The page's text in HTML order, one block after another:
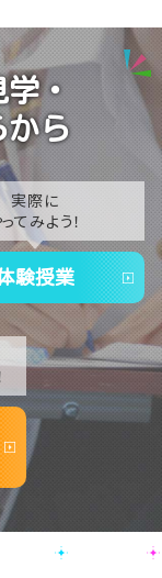
す✊💕
・
から
実際に
てみよう！
験授業